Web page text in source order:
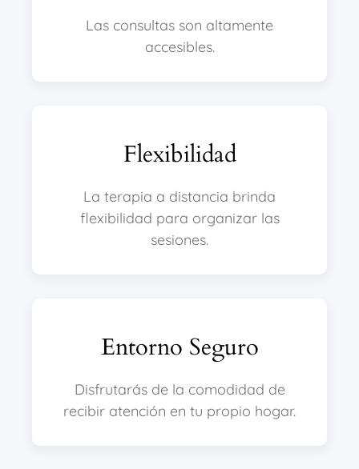
Las consultas son altamente
accesibles.
Flexibilidad
La terapia a distancia brinda
flexibilidad para organizar las
sesiones.
Entorno Seguro
Disfrutarás de la comodidad de
recibir atención en tu propio hogar.